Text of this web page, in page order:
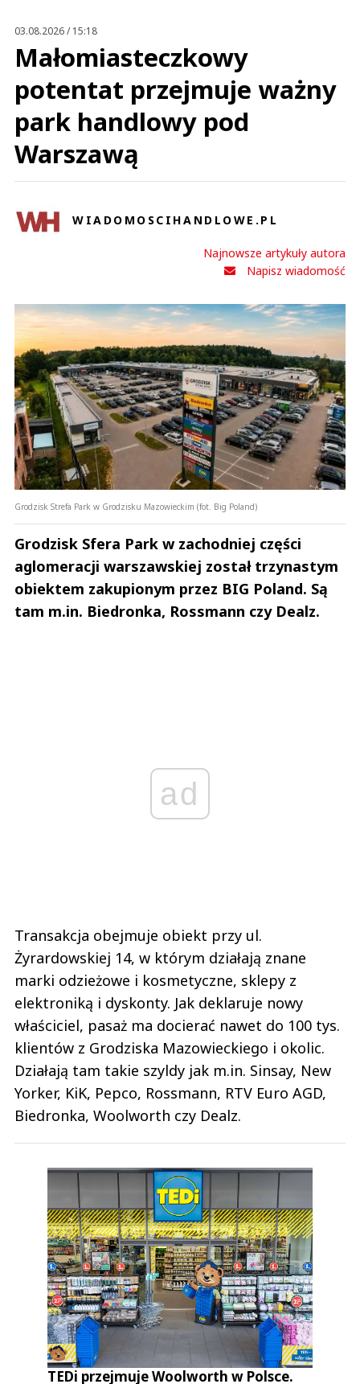
03.08.2026 / 15:18
Małomiasteczkowy
potentat przejmuje ważny
park handlowy pod
Warszawą
WIADOMOSCIHANDLOWE.PL
Najnowsze artykuły autora
Napisz wiadomość
Grodzisk Strefa Park w Grodzisku Mazowieckim (fot. Big Poland)
Grodzisk Sfera Park w zachodniej części
aglomeracji warszawskiej został trzynastym
obiektem zakupionym przez BIG Poland. Są
tam m.in. Biedronka, Rossmann czy Dealz.
ad
Transakcja obejmuje obiekt przy ul.
Żyrardowskiej 14, w którym działają znane
marki odzieżowe i kosmetyczne, sklepy z
elektroniką i dyskonty. Jak deklaruje nowy
właściciel, pasaż ma docierać nawet do 100 tys.
klientów z Grodziska Mazowieckiego i okolic.
Działają tam takie szyldy jak m.in. Sinsay, New
Yorker, KiK, Pepco, Rossmann, RTV Euro AGD,
Biedronka, Woolworth czy Dealz.
TEDi przejmuje Woolworth w Polsce.